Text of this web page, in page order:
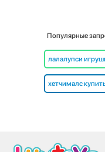
Популярные
лалалупси
хетчималс